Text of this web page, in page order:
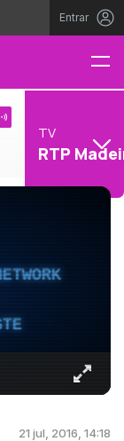
Entrar
TV
RTP
21 jul, 2016, 14:18